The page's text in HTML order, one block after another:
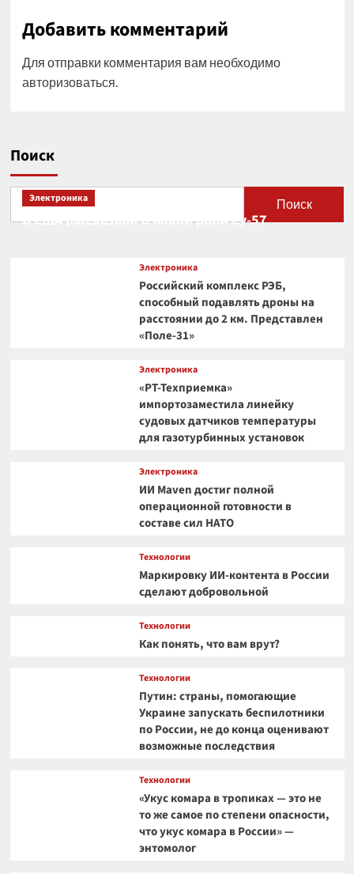
Добавить комментарий
Для отправки комментария вам необходимо
авторизоваться
Поиск
Поиск
Электроника
В США рассказали о новой роли Су-57
Электроника
Российский комплекс РЭБ,
способный подавлять дроны на
расстоянии до 2 км. Представлен
«Поле-31»
Электроника
«РТ-Техприемка»
импортозаместила линейку
судовых датчиков температуры
для газотурбинных установок
Электроника
ИИ Maven достиг полной
операционной готовности в
составе сил НАТО
Технологии
Маркировку ИИ-контента в России
сделают добровольной
Технологии
Как понять, что вам врут?
Технологии
Путин: страны, помогающие
Украине запускать беспилотники
по России, не до конца оценивают
возможные последствия
Технологии
«Укус комара в тропиках — это не
то же самое по степени опасности,
что укус комара в России» —
энтомолог